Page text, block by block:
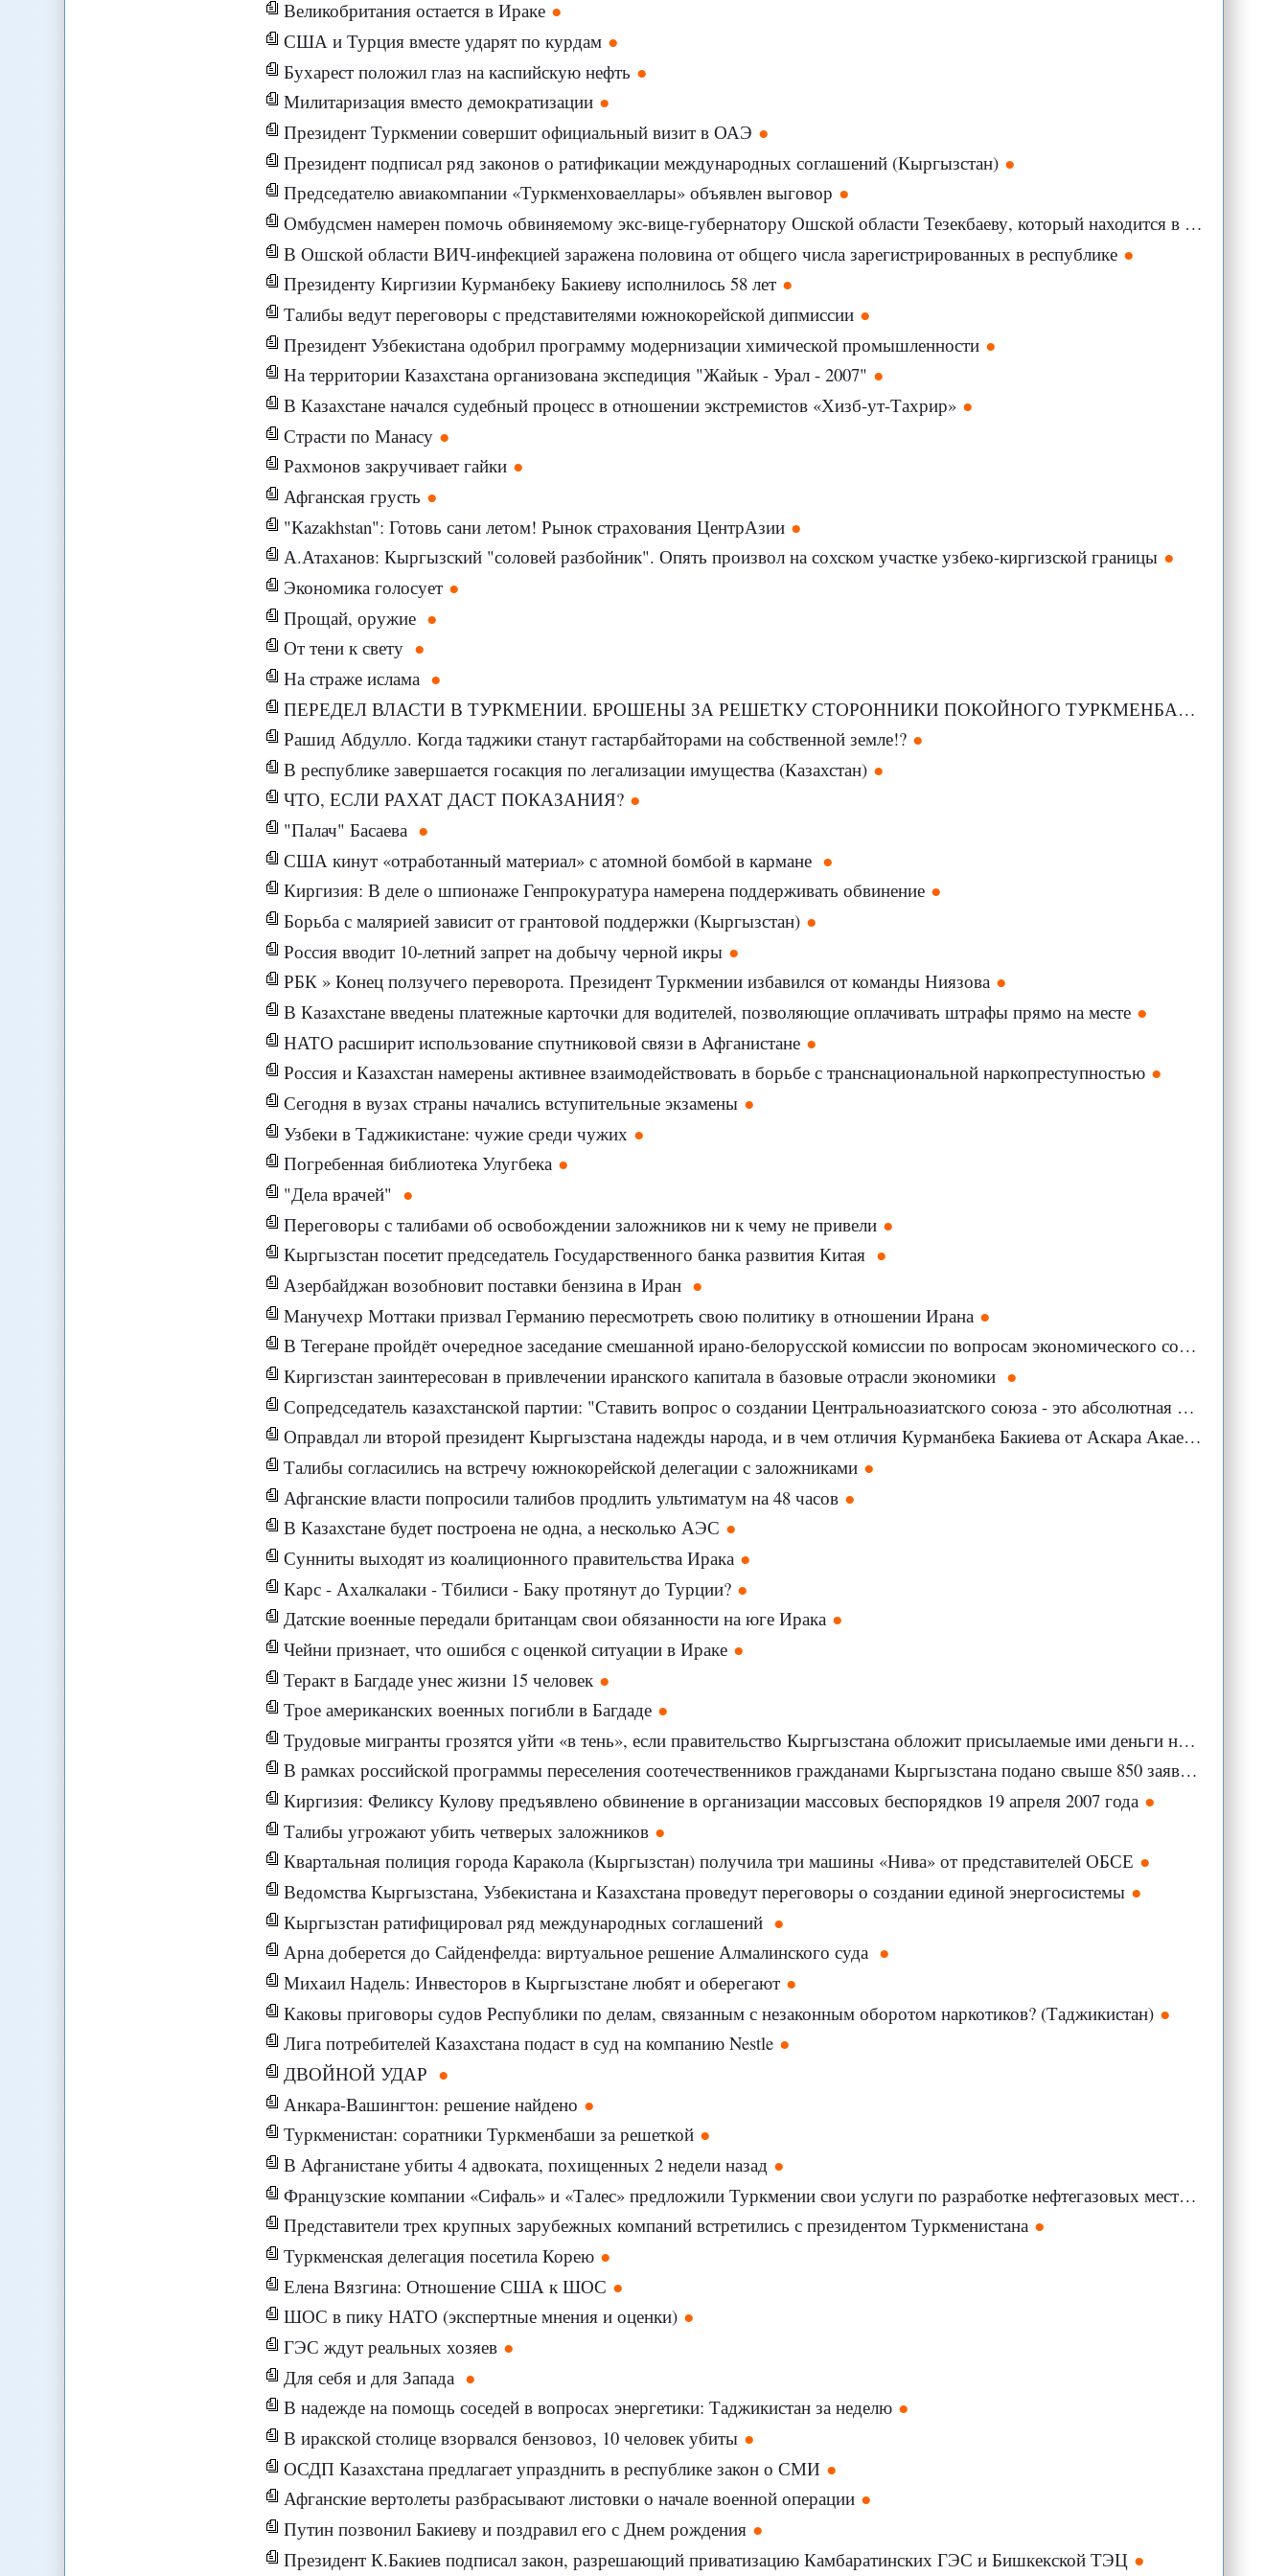
Великобритания остается в Ираке
США и Турция вместе ударят по курдам
Бухарест положил глаз на каспийскую нефть
Милитаризация вместо демократизации
Президент Туркмении совершит официальный визит в ОАЭ
Президент подписал ряд законов о ратификации международных соглашений (Кыргызстан)
Председателю авиакомпании «Туркменховаеллары» объявлен выговор
Омбудсмен намерен помочь обвиняемому экс-вице-губернатору Ошской области Тезекбаеву, который находится в СИЗО ГКНБ
В Ошской области ВИЧ-инфекцией заражена половина от общего числа зарегистрированных в республике
Президенту Киргизии Курманбеку Бакиеву исполнилось 58 лет
Талибы ведут переговоры с представителями южнокорейской дипмиссии
Президент Узбекистана одобрил программу модернизации химической промышленности
На территории Казахстана организована экспедиция "Жайык - Урал - 2007"
В Казахстане начался судебный процесс в отношении экстремистов «Хизб-ут-Тахрир»
Страсти по Манасу
Рахмонов закручивает гайки
Афганская грусть
"Кazakhstan": Готовь сани летом! Рынок страхования ЦентрАзии
А.Атаханов: Кыргызский "соловей разбойник". Опять произвол на сохском участке узбеко-киргизской границы
Экономика голосует
Прощай, оружие
От тени к свету
На страже ислама
ПЕРЕДЕЛ ВЛАСТИ В ТУРКМЕНИИ. БРОШЕНЫ ЗА РЕШЕТКУ СТОРОННИКИ ПОКОЙНОГО ТУРКМЕНБАШИ
Рашид Абдулло. Когда таджики станут гастарбайторами на собственной земле!?
В республике завершается госакция по легализации имущества (Казахстан)
ЧТО, ЕСЛИ РАХАТ ДАСТ ПОКАЗАНИЯ?
"Палач" Басаева
США кинут «отработанный материал» с атомной бомбой в кармане
Киргизия: В деле о шпионаже Генпрокуратура намерена поддерживать обвинение
Борьба с малярией зависит от грантовой поддержки (Кыргызстан)
Россия вводит 10-летний запрет на добычу черной икры
РБК » Конец ползучего переворота. Президент Туркмении избавился от команды Ниязова
В Казахстане введены платежные карточки для водителей, позволяющие оплачивать штрафы прямо на месте
НАТО расширит использование спутниковой связи в Афганистане
Россия и Казахстан намерены активнее взаимодействовать в борьбе с транснациональной наркопреступностью
Сегодня в вузах страны начались вступительные экзамены
Узбеки в Таджикистане: чужие среди чужих
Погребенная библиотека Улугбека
"Дела врачей"
Переговоры с талибами об освобождении заложников ни к чему не привели
Кыргызстан посетит председатель Государственного банка развития Китая
Азербайджан возобновит поставки бензина в Иран
Манучехр Моттаки призвал Германию пересмотреть свою политику в отношении Ирана
В Тегеране пройдёт очередное заседание смешанной ирано-белорусской комиссии по вопросам экономического сотрудничества
Киргизстан заинтересован в привлечении иранского капитала в базовые отрасли экономики
Сопредседатель казахстанской партии: "Ставить вопрос о создании Центральноазиатского союза - это абсолютная химера"
Оправдал ли второй президент Кыргызстана надежды народа, и в чем отличия Курманбека Бакиева от Аскара Акаева?
Талибы согласились на встречу южнокорейской делегации с заложниками
Афганские власти попросили талибов продлить ультиматум на 48 часов
В Казахстане будет построена не одна, а несколько АЭС
Сунниты выходят из коалиционного правительства Ирака
Карс - Ахалкалаки - Тбилиси - Баку протянут до Турции?
Датские военные передали британцам свои обязанности на юге Ирака
Чейни признает, что ошибся с оценкой ситуации в Ираке
Теракт в Багдаде унес жизни 15 человек
Трое американских военных погибли в Багдаде
Трудовые мигранты грозятся уйти «в тень», если правительство Кыргызстана обложит присылаемые ими деньги налогами
В рамках российской программы переселения соотечественников гражданами Кыргызстана подано свыше 850 заявлений
Киргизия: Феликсу Кулову предъявлено обвинение в организации массовых беспорядков 19 апреля 2007 года
Талибы угрожают убить четверых заложников
Квартальная полиция города Каракола (Кыргызстан) получила три машины «Нива» от представителей ОБСЕ
Ведомства Кыргызстана, Узбекистана и Казахстана проведут переговоры о создании единой энергосистемы
Кыргызстан ратифицировал ряд международных соглашений
Арна доберется до Сайденфелда: виртуальное решение Алмалинского суда
Михаил Надель: Инвесторов в Кыргызстане любят и оберегают
Каковы приговоры судов Республики по делам, связанным с незаконным оборотом наркотиков? (Таджикистан)
Лига потребителей Казахстана подаст в суд на компанию Nestle
ДВОЙНОЙ УДАР
Анкара-Вашингтон: решение найдено
Туркменистан: соратники Туркменбаши за решеткой
В Афганистане убиты 4 адвоката, похищенных 2 недели назад
Французские компании «Сифаль» и «Талес» предложили Туркмении свои услуги по разработке нефтегазовых месторождений
Представители трех крупных зарубежных компаний встретились с президентом Туркменистана
Туркменская делегация посетила Корею
Елена Вязгина: Отношение США к ШОС
ШОС в пику НАТО (экспертные мнения и оценки)
ГЭС ждут реальных хозяев
Для себя и для Запада
В надежде на помощь соседей в вопросах энергетики: Таджикистан за неделю
В иракской столице взорвался бензовоз, 10 человек убиты
ОСДП Казахстана предлагает упразднить в республике закон о СМИ
Афганские вертолеты разбрасывают листовки о начале военной операции
Путин позвонил Бакиеву и поздравил его с Днем рождения
Президент К.Бакиев подписал закон, разрешающий приватизацию Камбаратинских ГЭС и Бишкекской ТЭЦ